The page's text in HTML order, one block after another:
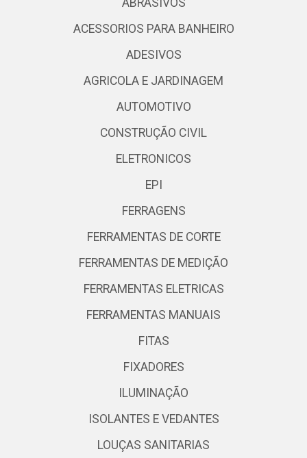
ABRASIVOS
ACESSORIOS PARA BANHEIRO
ADESIVOS
AGRICOLA E JARDINAGEM
AUTOMOTIVO
CONSTRUÇÃO CIVIL
ELETRONICOS
EPI
FERRAGENS
FERRAMENTAS DE CORTE
FERRAMENTAS DE MEDIÇÃO
FERRAMENTAS ELETRICAS
FERRAMENTAS MANUAIS
FITAS
FIXADORES
ILUMINAÇÃO
ISOLANTES E VEDANTES
LOUÇAS SANITARIAS